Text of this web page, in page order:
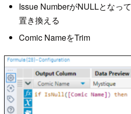
Issue NumberがNULLとなっ
置き換える
Comic NameをTrim